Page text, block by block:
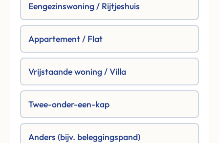
Eengezinswoning / Rijtjeshuis
Appartement / Flat
Vrijstaande woning / Villa
Twee-onder-een-kap
Anders (bijv. beleggingspand)